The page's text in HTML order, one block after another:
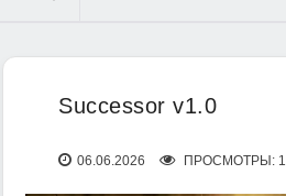
Successor v1.0
06.06.2026 ПРОСМОТРЫ: 1